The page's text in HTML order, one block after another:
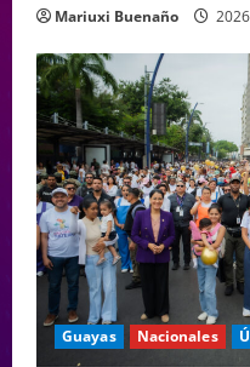
Mariuxi Buenaño
Guayas Nacionales